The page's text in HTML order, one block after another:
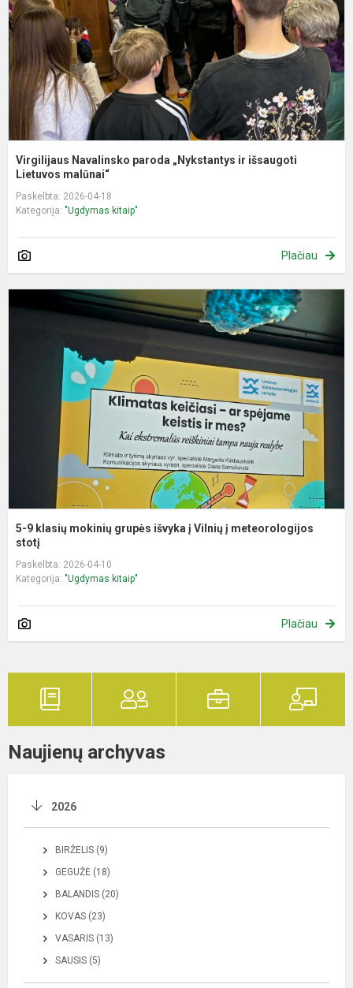
Virgilijaus Navalinsko paroda „Nykstantys ir išsaugoti
Lietuvos malūnai“
Paskelbta: 2026-04-18
Kategorija: "Ugdymas kitaip"
Plačiau
5-9 klasių mokinių grupės išvyka į Vilnių į meteorologijos
stotį
Paskelbta: 2026-04-10
Kategorija: "Ugdymas kitaip"
Plačiau
Naujienų archyvas
2026
BIRŽELIS (9)
GEGUŽĖ (18)
BALANDIS (20)
KOVAS (23)
VASARIS (13)
SAUSIS (5)